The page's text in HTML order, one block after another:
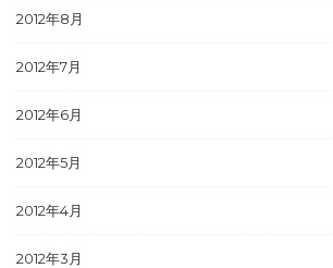
2012年8月
2012年7月
2012年6月
2012年5月
2012年4月
2012年3月